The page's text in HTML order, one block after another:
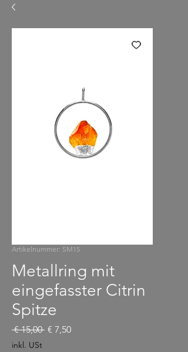
Artikelnummer: SM15
Metallring mit
eingefasster Citrin
Spitze
€ 15,00 Standardpreis
€ 7,50Sale-Preis
inkl. USt